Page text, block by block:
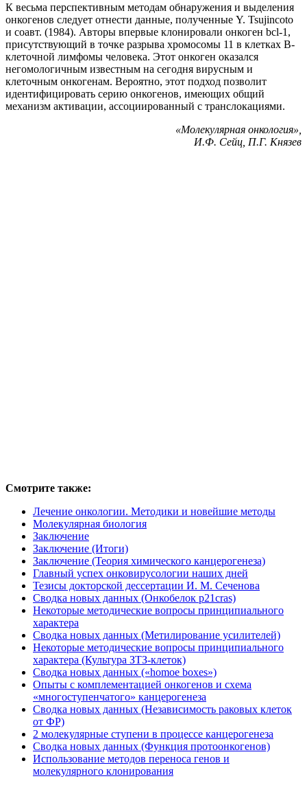
К весьма перспективным методам обнаружения и выделения
онкогенов следует отнести данные, полученные Y. Tsujincoto
и соавт. (1984). Авторы впервые клонировали онкоген bcl-1,
присутствующий в точке разрыва хромосомы 11 в клетках В-
клеточной лимфомы человека. Этот онкоген оказался
негомологичным известным на сегодня вирусным и
клеточным онкогенам. Вероятно, этот подход позволит
идентифицировать серию онкогенов, имеющих общий
механизм активации, ассоциированный с транслокациями.
«Молекулярная онкология»,
И.Ф. Сейц, П.Г. Князев
Смотрите также:
Лечение онкологии. Методики и новейшие методы
Молекулярная биология
Заключение
Заключение (Итоги)
Заключение (Теория химического канцерогенеза)
Главный успех онковирусологии наших дней
Тезисы докторской дессертации И. М. Сеченова
Сводка новых данных (Онкобелок p21cras)
Некоторые методические вопросы принципиального
характера
Сводка новых данных (Метилирование усилителей)
Некоторые методические вопросы принципиального
характера (Культура ЗТЗ-клеток)
Сводка новых данных («homoe boxes»)
Опыты с комплементацией онкогенов и схема
«многоступенчатого» канцерогенеза
Сводка новых данных (Независимость раковых клеток
от ФР)
2 молекулярные ступени в процессе канцерогенеза
Сводка новых данных (Функция протоонкогенов)
Использование методов переноса генов и
молекулярного клонирования